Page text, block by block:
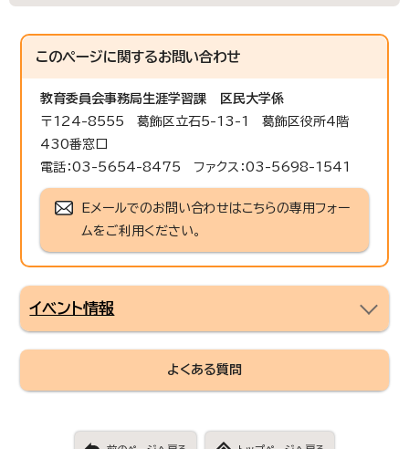
このページに関するお問い合わせ
教育委員会事務局生涯学習課
区民大学係
〒124-8555 葛飾区立石5-13-1 葛飾区役所4階
430番窓口
電話：03-5654-8475 ファクス：03-5698-1541
Eメールでのお問い合わせはこちらの専用フォー
ムをご利用ください。
イベント情報
よくある質問